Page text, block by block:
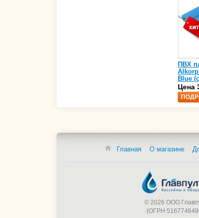
ПВХ
Blue
Цена
Главная О магазине
© 2026 ООО
(ОГРН